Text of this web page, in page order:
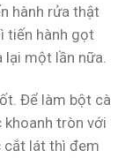
hành rửa thật
tiến hành gọt
lại một lần nữa.
Để làm bột cà
khoanh tròn với
cắt lát thì đem